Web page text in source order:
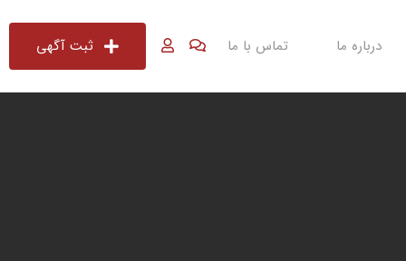
ثبت آگهی درباره ما تماس با ما